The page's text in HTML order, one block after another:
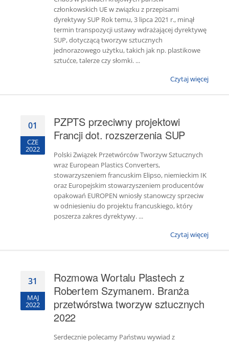
członkowskich UE w związku z przepisami
dyrektywy SUP Rok temu, 3 lipca 2021 r., minął
termin transpozycji ustawy wdrażającej dyrektywę
SUP, dotyczącą tworzyw sztucznych
jednorazowego użytku, takich jak np. plastikowe
sztućce, talerze czy słomki. ...
Czytaj więcej
01
CZE
2022
PZPTS przeciwny projektowi
Francji dot. rozszerzenia SUP
Polski Związek Przetwórców Tworzyw Sztucznych
wraz European Plastics Converters,
stowarzyszeniem francuskim Elipso, niemieckim IK
oraz Europejskim stowarzyszeniem producentów
opakowań EUROPEN wniosły stanowczy sprzeciw
w odniesieniu do projektu francuskiego, który
poszerza zakres dyrektywy. ...
Czytaj więcej
31
MAJ
2022
Rozmowa Wortalu Plastech z
Robertem Szymanem. Branża
przetwórstwa tworzyw sztucznych
2022
Serdecznie polecamy Państwu wywiad z